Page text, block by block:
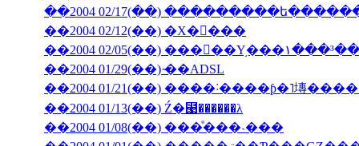
��2004 02/17(��)
��2004 02/12(��) �Х�󥿥���
��2004 02/05(��) ���󥳥��Υ֥���١���³��
��2004 01/29(��) ̴��ADSL
��2004 01/13(��) Ź�⹩��̵����λ
��2004 01/08(��) ���ͤ���˴���